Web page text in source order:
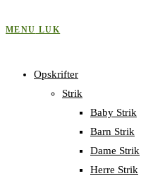
MENU LUK
Opskrifter
Strik
Baby Strik
Barn Strik
Dame Strik
Herre Strik